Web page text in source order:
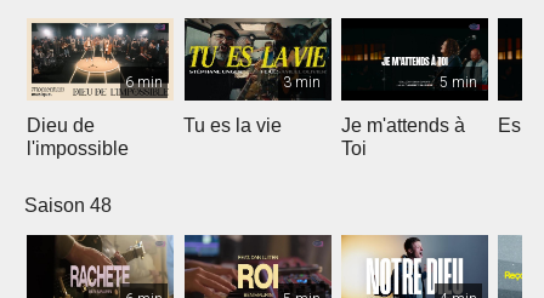
6 min
Dieu de
l'impossible
3 min
Tu es la vie
5 min
Je m'attends à
Toi
Saison 48